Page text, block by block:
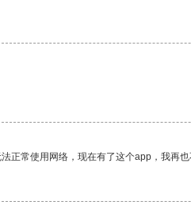
正常使用网络，现在有了这个app，我再也